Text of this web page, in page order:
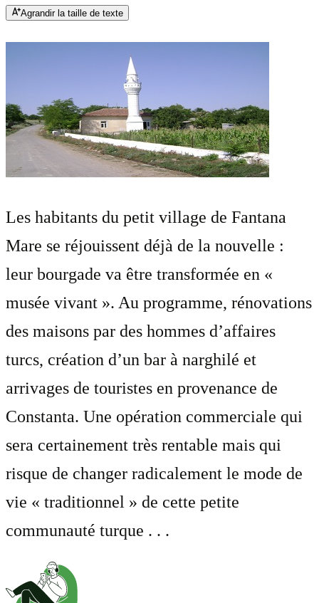
Agrandir la taille de texte
Les habitants du petit village de Fantana
Mare se réjouissent déjà de la nouvelle :
leur bourgade va être transformée en «
musée vivant ». Au programme, rénovations
des maisons par des hommes d’affaires
turcs, création d’un bar à narghilé et
arrivages de touristes en provenance de
Constanta. Une opération commerciale qui
sera certainement très rentable mais qui
risque de changer radicalement le mode de
vie « traditionnel » de cette petite
communauté turque . . .